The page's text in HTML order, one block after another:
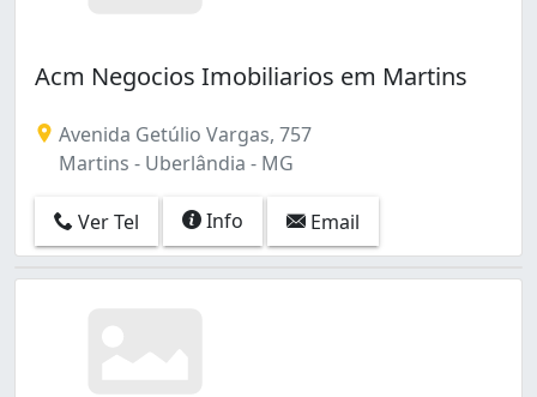
Acm Negocios Imobiliarios em Martins
Avenida Getúlio Vargas, 757
Martins - Uberlândia - MG
Ver Tel Info Email